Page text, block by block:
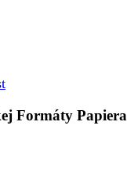
Formáty Papiera